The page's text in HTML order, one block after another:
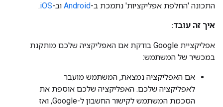
התכונה 'החלפת אפליקציות' נתמכת ב-Android וב-iOS
.
איך זה עובד:
אפליקציית Google בודקת אם האפליקציה שלכם מותקנת
במכשיר של המשתמש:
אם האפליקציה נמצאת, המשתמש מועבר
לאפליקציה שלכם. האפליקציה שלכם אוספת את
הסכמת המשתמש לקישור החשבון ל-Google, ואז